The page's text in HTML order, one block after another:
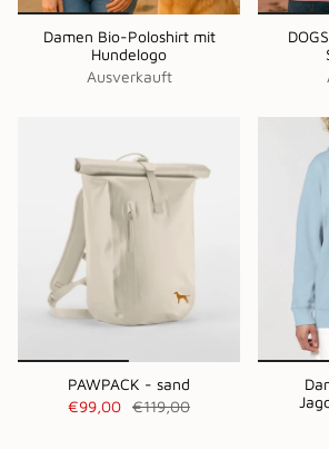
Damen Bio-Poloshirt mit
Hundelogo
Ausverkauft
PAWPACK - sand
€99,00 €119,00